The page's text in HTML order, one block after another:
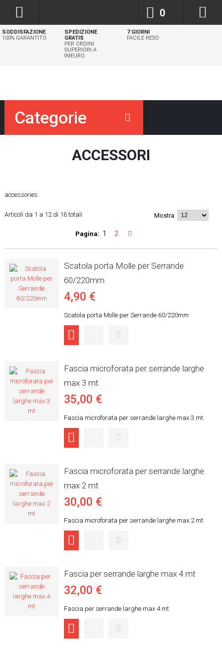
SODDISFAZIONE
100% GARANTITO
SPEDIZIONE
GRATIS
PER ORDINI
SUPERIORI A
99EURO
7 GIORNI
FACILE RESO
Categorie
0
ACCESSORI
accessories
Articoli da 1 a 12 di 16 totali Mostra
Pagina: 1 2
Scatola porta Molle per Serrande
60/220mm
4,90 €
Scatola porta Molle per Serrande 60/220mm
Fascia microforata per serrande larghe
max 3 mt
35,00 €
Fascia microforata per serrande larghe max 3 mt
Fascia microforata per serrande larghe
max 2 mt
30,00 €
Fascia microforata per serrande larghe max 2 mt
Fascia per serrande larghe max 4 mt
32,00 €
Fascia per serrande larghe max 4 mt